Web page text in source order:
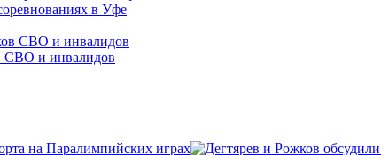
в Уфе
СВО и инвалидов